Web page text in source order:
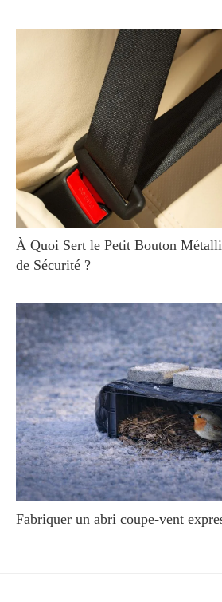
À Quoi Sert le Petit Bouton
de Sécurité ?
Fabriquer un abri coupe-vent